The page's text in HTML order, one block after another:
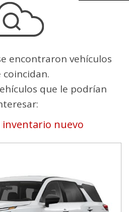
encontraron vehículos
coincidan.
que le podrían
inventario nuevo